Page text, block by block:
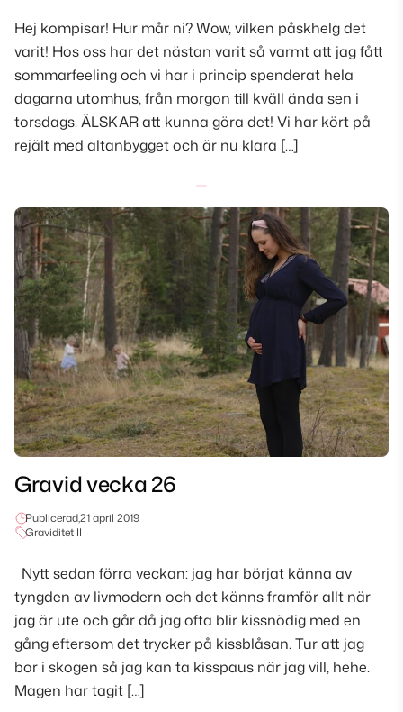
Hej kompisar! Hur mår ni? Wow, vilken påskhelg det
varit! Hos oss har det nästan varit så varmt att jag fått
sommarfeeling och vi har i princip spenderat hela
dagarna utomhus, från morgon till kväll ända sen i
torsdags. ÄLSKAR att kunna göra det! Vi har kört på
rejält med altanbygget och är nu klara […]
Gravid vecka 26
Publicerad,21 april 2019
Graviditet II
Nytt sedan förra veckan: jag har börjat känna av
tyngden av livmodern och det känns framför allt när
jag är ute och går då jag ofta blir kissnödig med en
gång eftersom det trycker på kissblåsan. Tur att jag
bor i skogen så jag kan ta kisspaus när jag vill, hehe.
Magen har tagit […]